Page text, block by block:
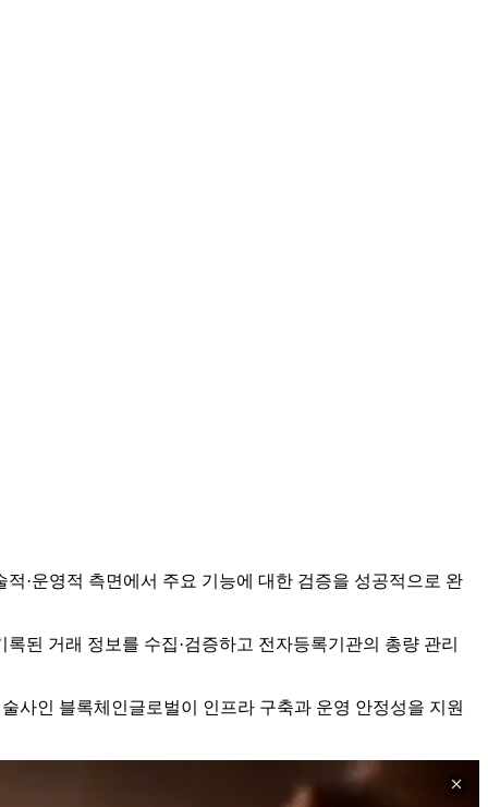
·운영적 측면에서 주요 기능에 대한 검증을 성공적으로 완
된 거래 정보를 수집·검증하고 전자등록기관의 총량 관리
사인 블록체인글로벌이 인프라 구축과 운영 안정성을 지원